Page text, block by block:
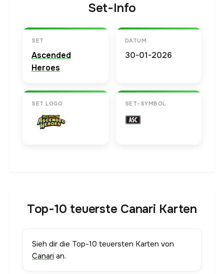
Set-Info
SET
Ascended
Heroes
DATUM
30-01-2026
SET LOGO SET-SYMBOL
Top-10 teuerste Canari Karten
Sieh dir die Top-10 teuersten Karten von
Canari an.